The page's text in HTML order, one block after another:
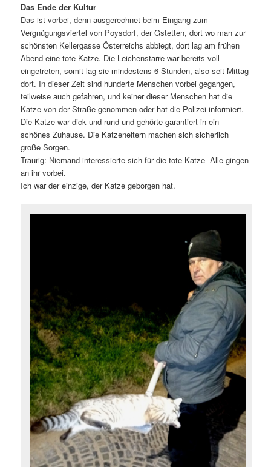
Das Ende der Kultur
Das ist vorbei, denn ausgerechnet beim Eingang zum
Vergnügungsviertel von Poysdorf, der Gstetten, dort wo man zur
schönsten Kellergasse Österreichs abbiegt, dort lag am frühen
Abend eine tote Katze. Die Leichenstarre war bereits voll
eingetreten, somit lag sie mindestens 6 Stunden, also seit Mittag
dort. In dieser Zeit sind hunderte Menschen vorbei gegangen,
teilweise auch gefahren, und keiner dieser Menschen hat die
Katze von der Straße genommen oder hat die Polizei informiert.
Die Katze war dick und rund und gehörte garantiert in ein
schönes Zuhause. Die Katzeneltern machen sich sicherlich
große Sorgen.
Traurig: Niemand interessierte sich für die tote Katze -Alle gingen
an ihr vorbei.
Ich war der einzige, der Katze geborgen hat.